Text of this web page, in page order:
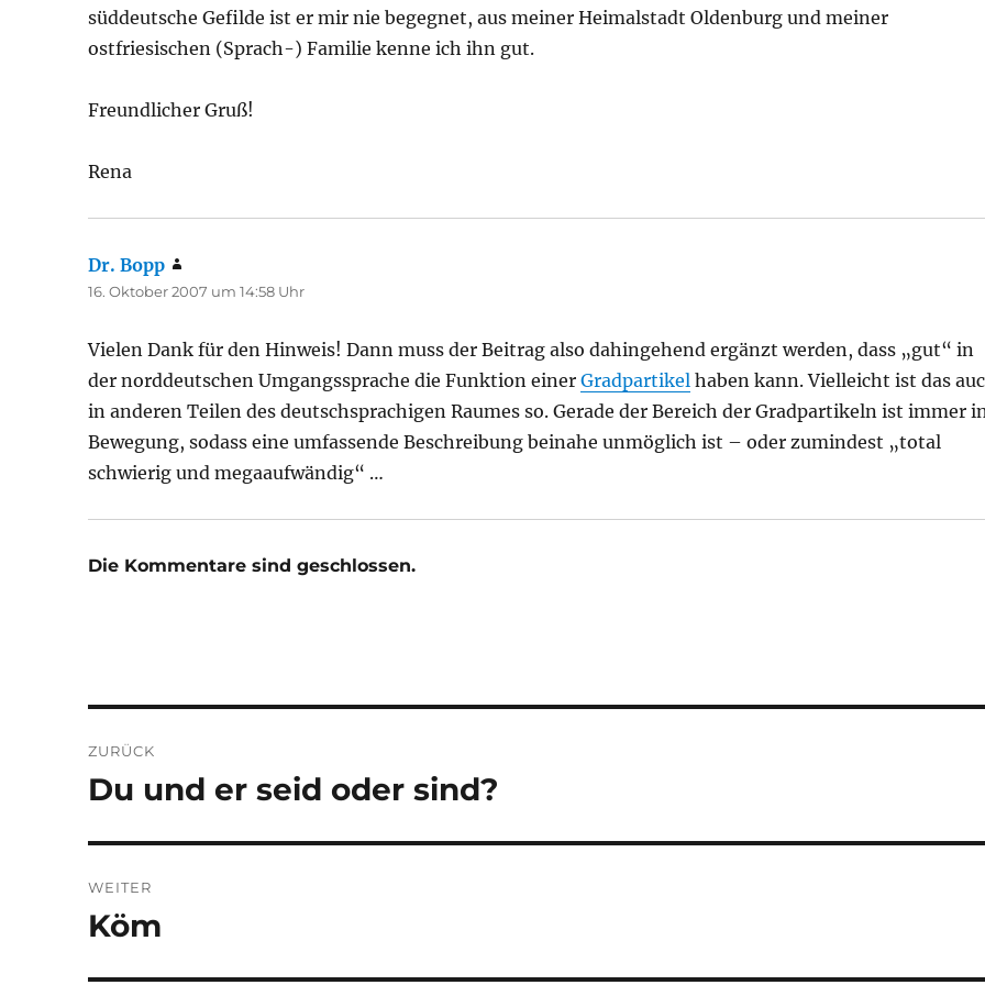
süddeutsche Gefilde ist er mir nie begegnet, aus meiner Heimalstadt Oldenburg und meiner
ostfriesischen (Sprach-) Familie kenne ich ihn gut.
Freundlicher Gruß!
Rena
Dr. Bopp
16. Oktober 2007 um 14:58 Uhr
Vielen Dank für den Hinweis! Dann muss der Beitrag also dahingehend ergänzt werden, dass „gut“ in
der norddeutschen Umgangssprache die Funktion einerGradpartikel haben kann. Vielleicht ist das
in anderen Teilen des deutschsprachigen Raumes so. Gerade der Bereich der Gradpartikeln ist immer
Bewegung, sodass eine umfassende Beschreibung beinahe unmöglich ist – oder zumindest „total
schwierig und megaaufwändig“ …
Die Kommentare sind geschlossen.
ZURÜCK
Vorheriger
Du und er seid oder sind?
WEITER
Nächster
Köm